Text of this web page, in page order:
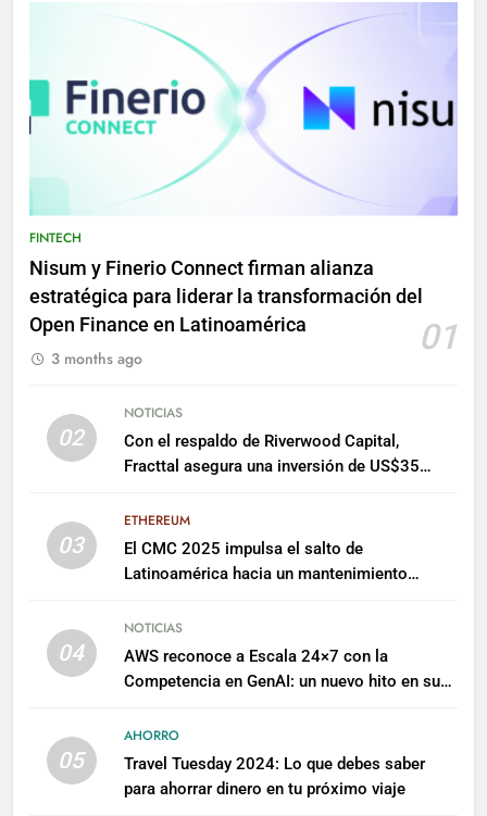
FINTECH
Nisum y Finerio Connect firman alianza
estratégica para liderar la transformación del
Open Finance en Latinoamérica
01
3 months ago
02
NOTICIAS
Con el respaldo de Riverwood Capital,
Fracttal asegura una inversión de US$35
03
ETHEREUM
El CMC 2025 impulsa el salto de
Latinoamérica hacia un mantenimiento
04
NOTICIAS
AWS reconoce a Escala 24×7 con la
Competencia en GenAI: un nuevo hito en su
05
AHORRO
Travel Tuesday 2024: Lo que debes saber
para ahorrar dinero en tu próximo viaje